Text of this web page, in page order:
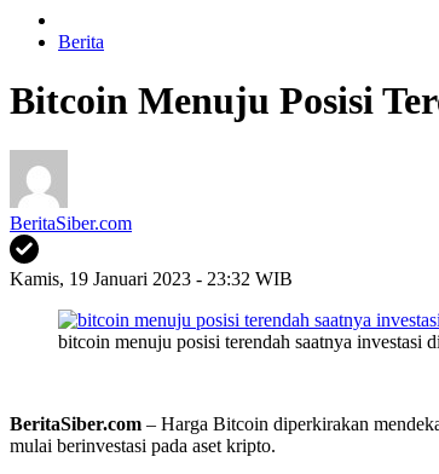
Berita
Bitcoin Menuju Posisi
BeritaSiber.com
Kamis, 19 Januari 2023 - 23:32 WIB
bitcoin menuju posisi terendah saatnya investasi
BeritaSiber.com – Harga Bitcoin diperkirakan
mulai berinvestasi pada aset kripto.